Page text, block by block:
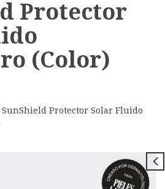
Protector
(Color)
SunShield Protector Solar Fluido